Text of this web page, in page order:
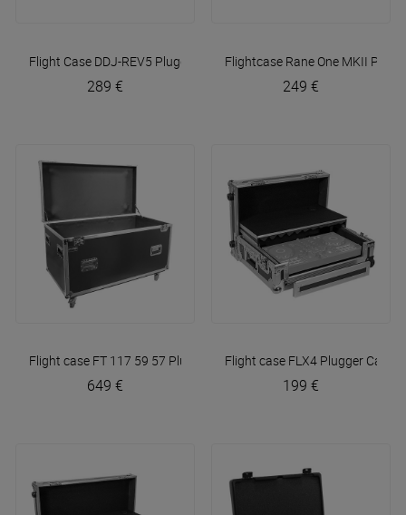
Flight Case DDJ-REV5 Plugger Case
289 €
Flightcase Rane One MKII
249 €
Flight case FT 117 59 57 Plugger Case
649 €
Flight case FLX4 Plugger Case
199 €